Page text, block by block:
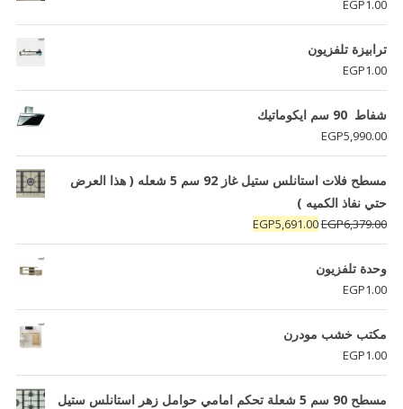
EGP1.00
ترابيزة تلفزيون
EGP1.00
شفاط 90 سم ايكوماتيك
EGP5,990.00
مسطح فلات استانلس ستيل غاز 92 سم 5 شعله ( هذا العرض
حتي نفاذ الكميه )
EGP6,379.00
السعر
الأصلي
هو:
EGP5,691.00
السعر
الحالي
وحدة تلفزيون
EGP1.00
مكتب خشب مودرن
EGP1.00
مسطح 90 سم 5 شعلة تحكم امامي حوامل زهر استانلس ستيل